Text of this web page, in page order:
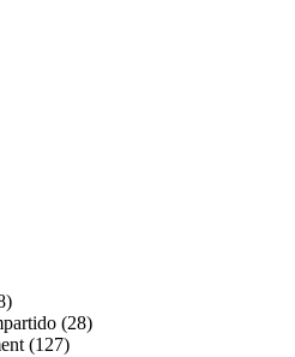
(28)
(127)